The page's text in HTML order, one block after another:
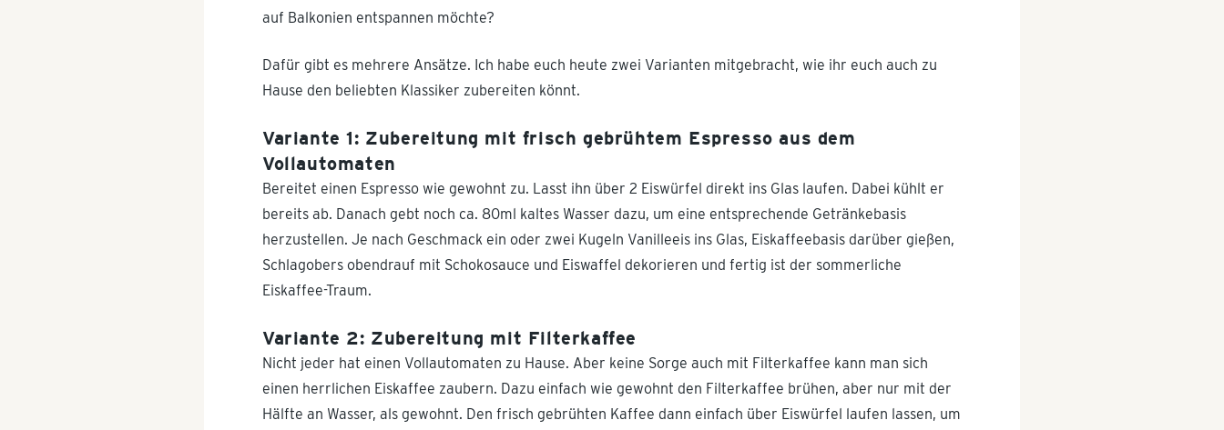
auf Balkonien entspannen möchte?
Dafür gibt es mehrere Ansätze. Ich habe euch heute zwei Varianten mitgebracht, wie ihr euch auch zu
Hause den beliebten Klassiker zubereiten könnt.
Variante 1: Zubereitung mit frisch gebrühtem Espresso aus dem
Vollautomaten
Bereitet einen Espresso wie gewohnt zu. Lasst ihn über 2 Eiswürfel direkt ins Glas laufen. Dabei kühlt er
bereits ab. Danach gebt noch ca. 80ml kaltes Wasser dazu, um eine entsprechende Getränkebasis
herzustellen. Je nach Geschmack ein oder zwei Kugeln Vanilleeis ins Glas, Eiskaffeebasis darüber gießen,
Schlagobers obendrauf mit Schokosauce und Eiswaffel dekorieren und fertig ist der sommerliche
Eiskaffee-Traum.
Variante 2: Zubereitung mit Filterkaffee
Nicht jeder hat einen Vollautomaten zu Hause. Aber keine Sorge auch mit Filterkaffee kann man sich
einen herrlichen Eiskaffee zaubern. Dazu einfach wie gewohnt den Filterkaffee brühen, aber nur mit der
Hälfte an Wasser, als gewohnt. Den frisch gebrühten Kaffee dann einfach über Eiswürfel laufen lassen, um